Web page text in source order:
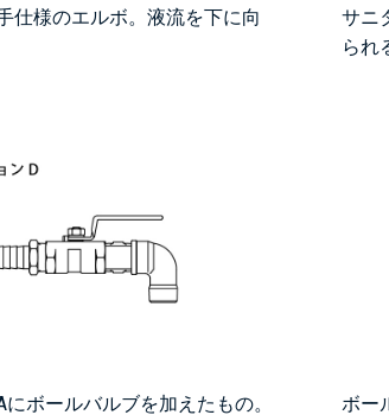
仕様のエルボ。液流を下に向
サニ
られ
ボールバルブを加えたもの。 ボー